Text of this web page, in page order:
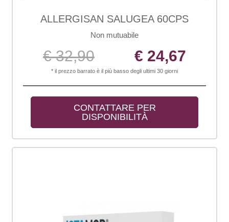
ALLERGISAN SALUGEA 60CPS
Non mutuabile
€ 32,90 € 24,67
* il prezzo barrato è il più basso degli ultimi 30 giorni
CONTATTARE PER
DISPONIBILITÀ